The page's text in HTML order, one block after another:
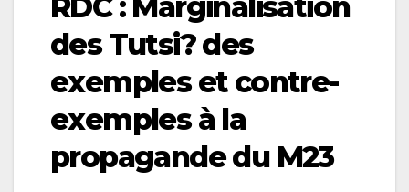
des Tutsi? des
exemples et contre-
exemples à la
propagande du M23